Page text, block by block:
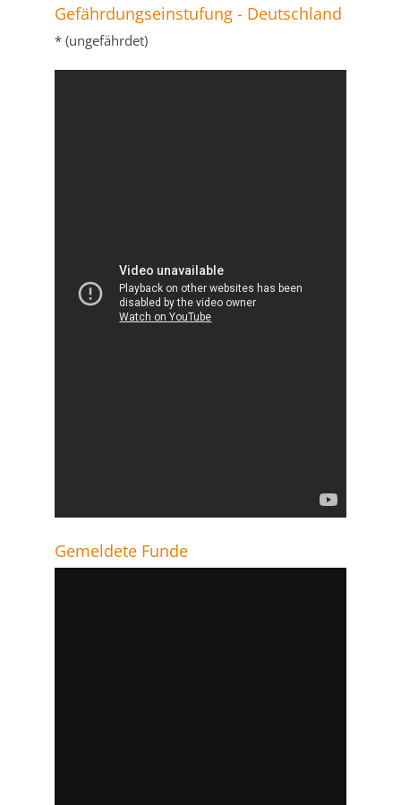
Gefährdungseinstufung - Deutschland
* (ungefährdet)
Gemeldete Funde